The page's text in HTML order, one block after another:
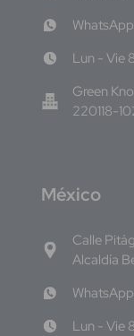
Lun - Vie
Green
220118-
México
Calle
Alcaldía
Lun - Vie